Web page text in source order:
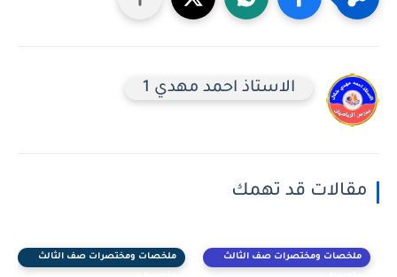
الاستاذ احمد مهدي 1
مقالات قد تهمك
ملخصات ومختصرات صف الثالث
ملخصات ومختصرات صف الثالث